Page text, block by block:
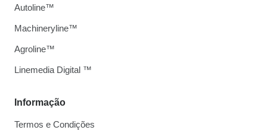
Informação
Termos e Condições
Autoline™
Machineryline™
Agroline™
Linemedia Digital ™